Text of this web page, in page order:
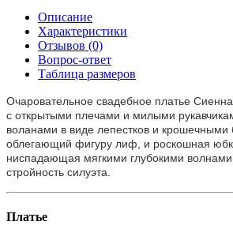
Описание
Характеристики
Отзывов (0)
Вопрос-ответ
Таблица размеров
Очаровательное свадебное платье
с открытыми плечами и милыми
воланами в виде лепестков и
облегающий фигуру лиф, и роскошная
ниспадающая мягкими глубокими
стройность силуэта.
Платье